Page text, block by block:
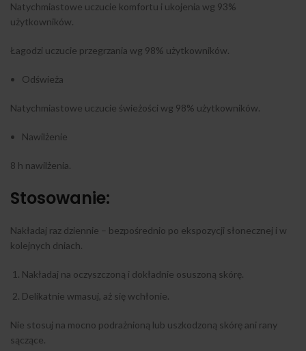
Natychmiastowe uczucie komfortu i ukojenia wg 93%
użytkowników.
Łagodzi uczucie przegrzania wg 98% użytkowników.
Odświeża
Natychmiastowe uczucie świeżości wg 98% użytkowników.
Nawilżenie
8 h nawilżenia.
Stosowanie:
Nakładaj raz dziennie – bezpośrednio po ekspozycji słonecznej i w
kolejnych dniach.
Nakładaj na oczyszczoną i dokładnie osuszoną skórę.
Delikatnie wmasuj, aż się wchłonie.
Nie stosuj na mocno podrażnioną lub uszkodzoną skórę ani rany
sączące.